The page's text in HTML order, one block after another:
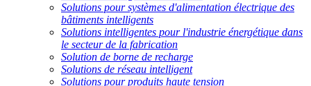
Solutions pour systèmes d'alimentation électrique des
bâtiments intelligents
Solutions intelligentes pour l'industrie énergétique dans
le secteur de la fabrication
Solution de borne de recharge
Solutions de réseau intelligent
Solutions pour produits haute tension